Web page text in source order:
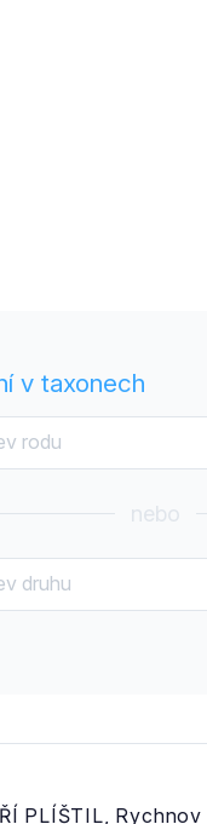
v taxonech
nebo
PLÍŠTIL,